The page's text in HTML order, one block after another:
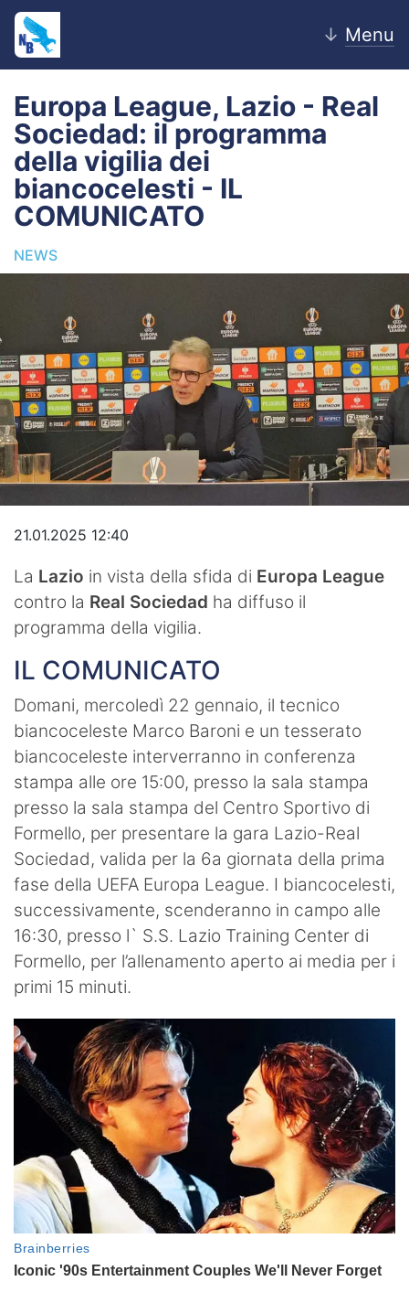
↓ Menu
Home
News
Editoriale
Pagelle
Settore Giovanile
Lazio Women
Calciomercato
Video
Europa League, Lazio - Real
Sociedad: il programma
della vigilia dei
biancocelesti - IL
COMUNICATO
NEWS
21.01.2025 12:40
La Lazio in vista della sfida di Europa League
contro la Real Sociedad ha diffuso il
programma della vigilia.
IL COMUNICATO
Domani, mercoledì 22 gennaio, il tecnico
biancoceleste Marco Baroni e un tesserato
biancoceleste interverranno in conferenza
stampa alle ore 15:00, presso la sala stampa
presso la sala stampa del Centro Sportivo di
Formello, per presentare la gara Lazio-Real
Sociedad, valida per la 6a giornata della prima
fase della UEFA Europa League. I biancocelesti,
successivamente, scenderanno in campo alle
16:30, presso l` S.S. Lazio Training Center di
Formello, per l’allenamento aperto ai media per i
primi 15 minuti.